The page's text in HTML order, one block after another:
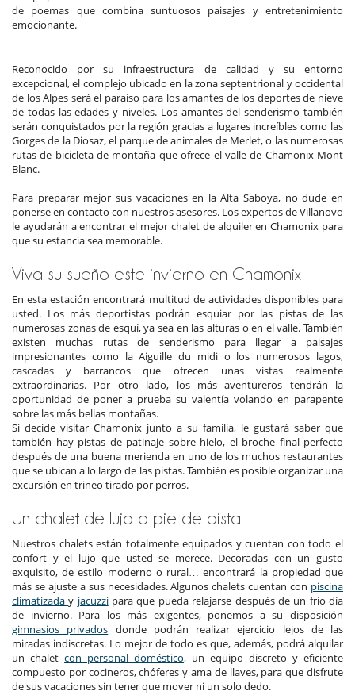
de poemas que combina suntuosos paisajes y entretenimiento
emocionante.
Reconocido por su infraestructura de calidad y su entorno
excepcional, el complejo ubicado en la zona septentrional y occidental
de los Alpes será el paraíso para los amantes de los deportes de nieve
de todas las edades y niveles. Los amantes del senderismo también
serán conquistados por la región gracias a lugares increíbles como las
Gorges de la Diosaz, el parque de animales de Merlet, o las numerosas
rutas de bicicleta de montaña que ofrece el valle de Chamonix Mont
Blanc.
Para preparar mejor sus vacaciones en la Alta Saboya, no dude en
ponerse en contacto con nuestros asesores. Los expertos de Villanovo
le ayudarán a encontrar el mejor chalet de alquiler en Chamonix para
que su estancia sea memorable.
Viva su sueño este invierno en Chamonix
En esta estación encontrará multitud de actividades disponibles para
usted. Los más deportistas podrán esquiar por las pistas de las
numerosas zonas de esquí, ya sea en las alturas o en el valle. También
existen muchas rutas de senderismo para llegar a paisajes
impresionantes como la Aiguille du midi o los numerosos lagos,
cascadas y barrancos que ofrecen unas vistas realmente
extraordinarias. Por otro lado, los más aventureros tendrán la
oportunidad de poner a prueba su valentía volando en parapente
sobre las más bellas montañas.
Si decide visitar Chamonix junto a su familia, le gustará saber que
también hay pistas de patinaje sobre hielo, el broche final perfecto
después de una buena merienda en uno de los muchos restaurantes
que se ubican a lo largo de las pistas. También es posible organizar una
excursión en trineo tirado por perros.
Un chalet de lujo a pie de pista
Nuestros chalets están totalmente equipados y cuentan con todo el
confort y el lujo que usted se merece. Decoradas con un gusto
exquisito, de estilo moderno o rural… encontrará la propiedad que
más se ajuste a sus necesidades. Algunos chalets cuentan con piscina
climatizaday jacuzzipara que pueda relajarse después de un frío día
de invierno. Para los más exigentes, ponemos a su disposición
gimnasios privados donde podrán realizar ejercicio lejos de las
miradas indiscretas. Lo mejor de todo es que, además, podrá alquilar
un chalet con personal doméstico, un equipo discreto y eficiente
compuesto por cocineros, chóferes y ama de llaves, para que disfrute
de sus vacaciones sin tener que mover ni un solo dedo.